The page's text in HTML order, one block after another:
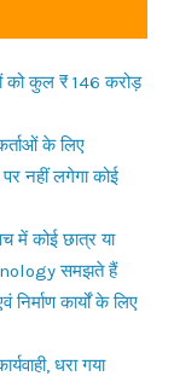
को कुल ₹ 146 करोड़
के लिए
नहीं लगेगा कोई
में कोई छात्र या
समझते हैं
कार्यों के लिए
धरा गया